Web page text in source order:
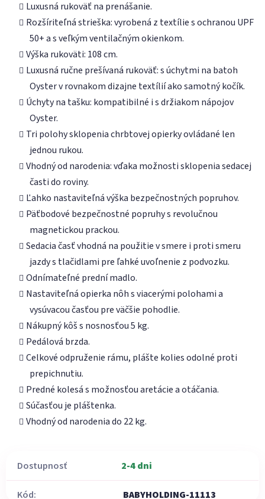
Luxusná rukoväť na prenášanie.
Rozšíriteľná strieška: vyrobená z textílie s ochranou UPF
50+ a s veľkým ventilačným okienkom.
Výška rukoväti: 108 cm.
Luxusná ručne prešívaná rukoväť: s úchytmi na batoh
Oyster v rovnakom dizajne textílií ako samotný kočík.
Úchyty na tašku: kompatibilné i s držiakom nápojov
Oyster.
Tri polohy sklopenia chrbtovej opierky ovládané len
jednou rukou.
Vhodný od narodenia: vďaka možnosti sklopenia sedacej
časti do roviny.
Ľahko nastaviteľná výška bezpečnostných popruhov.
Päťbodové bezpečnostné popruhy s revolučnou
magnetickou prackou.
Sedacia časť vhodná na použitie v smere i proti smeru
jazdy s tlačidlami pre ľahké uvoľnenie z podvozku.
Odnímateľné prední madlo.
Nastaviteľná opierka nôh s viacerými polohami a
vysúvacou časťou pre väčšie pohodlie.
Nákupný kôš s nosnosťou 5 kg.
Pedálová brzda.
Celkové odpruženie rámu, plášte kolies odolné proti
prepichnutiu.
Predné kolesá s možnosťou aretácie a otáčania.
Súčasťou je pláštenka.
Vhodný od narodenia do 22 kg.
Dostupnosť 2-4 dni
Kód: BABYHOLDING-11113